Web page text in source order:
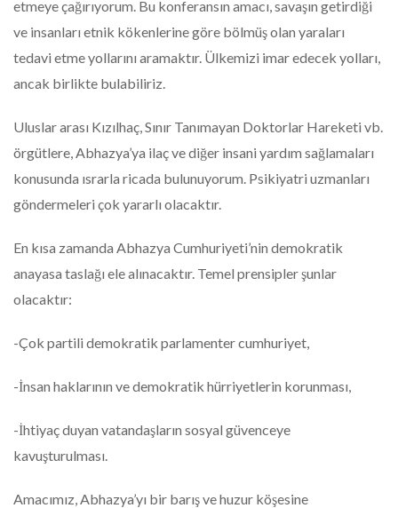
etmeye çağırıyorum. Bu konferansın amacı, savaşın getirdiği
ve insanları etnik kökenlerine göre bölmüş olan yaraları
tedavi etme yollarını aramaktır. Ülkemizi imar edecek yolları,
ancak birlikte bulabiliriz.
Uluslar arası Kızılhaç, Sınır Tanımayan Doktorlar Hareketi vb.
örgütlere, Abhazya’ya ilaç ve diğer insani yardım sağlamaları
konusunda ısrarla ricada bulunuyorum. Psikiyatri uzmanları
göndermeleri çok yararlı olacaktır.
En kısa zamanda Abhazya Cumhuriyeti’nin demokratik
anayasa taslağı ele alınacaktır. Temel prensipler şunlar
olacaktır:
-Çok partili demokratik parlamenter cumhuriyet,
-İnsan haklarının ve demokratik hürriyetlerin korunması,
-İhtiyaç duyan vatandaşların sosyal güvenceye
kavuşturulması.
Amacımız, Abhazya’yı bir barış ve huzur köşesine